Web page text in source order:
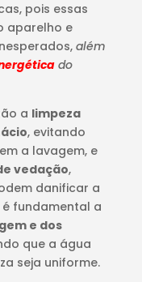
pois essas
aparelho e
além
do
a limpeza
, evitando
a lavagem, e
vedação,
danificar a
é fundamental a
e dos
que a água
seja uniforme.